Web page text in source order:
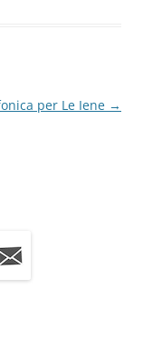
per Le Iene →